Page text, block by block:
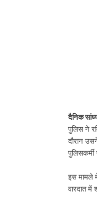
दैनिक
पुलिस ने
दौरान
इस मामले
वारदात में